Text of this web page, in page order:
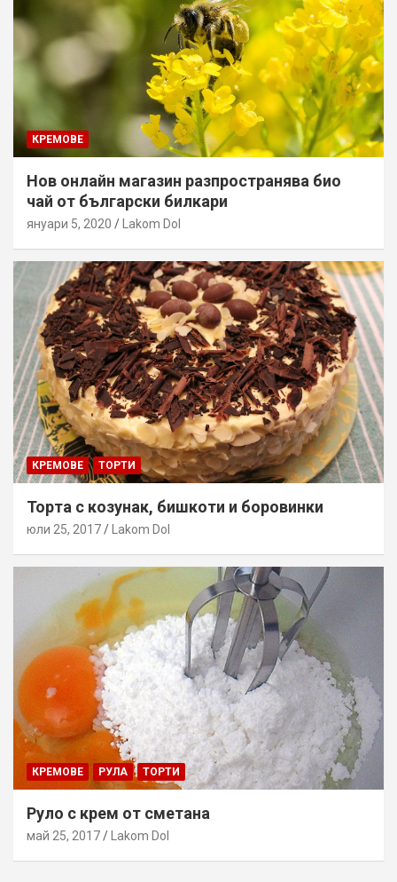
КРЕМОВЕ
Нов онлайн магазин разпространява био
чай от български билкари
януари 5, 2020 Lakom Dol
КРЕМОВЕ ТОРТИ
Торта с козунак, бишкоти и боровинки
юли 25, 2017 Lakom Dol
КРЕМОВЕ РУЛА ТОРТИ
Руло с крем от сметана
май 25, 2017 Lakom Dol